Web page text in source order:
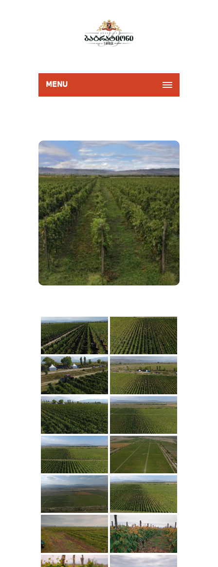
MENU
ჩვენი ვენახები
ბაგრატიონი 1882-ს ვენახები
განლაგებულია ქართლის,
კახეთისა და იმერეთის
რეგიონებში, მეღვინეობის
ტრადიციულ ზონებში და ჯამში
შეადგენს 150 ჰექტარის
ფართობის მაღალი დონის
მევენახეობის მეურნეობას.